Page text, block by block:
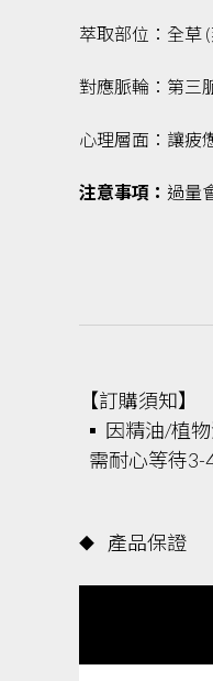
萃取部位：全草
對應脈輪：第三
心理層面：讓疲
注意事項： 過量
【訂購須知】
▪ 因精油/植
需耐心等待3-
◆ 產品保證